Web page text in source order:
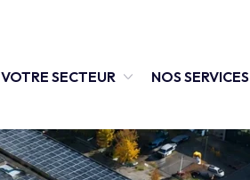
VOTRE SECTEUR NOS SERVICES